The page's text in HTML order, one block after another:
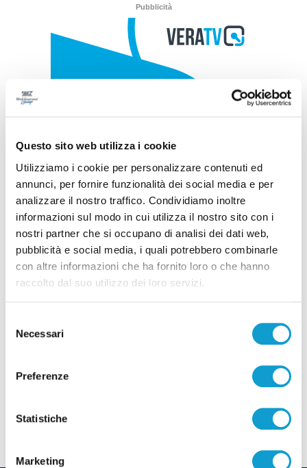
Questo sito web utilizza i cookie
Utilizziamo i cookie per personalizzare contenuti ed
annunci, per fornire funzionalità dei social media e per
analizzare il nostro traffico. Condividiamo inoltre
informazioni sul modo in cui utilizza il nostro sito con i
nostri partner che si occupano di analisi dei dati web,
pubblicità e social media, i quali potrebbero combinarle
con altre informazioni che ha fornito loro o che hanno
raccolto dal suo utilizzo dei loro servizi.
delNecessari
Preferenze
Statistiche
Marketing
Pubblicità